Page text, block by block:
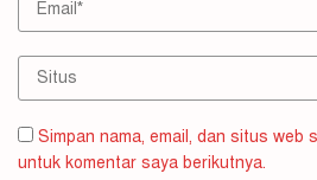
Simpan nama, email, dan situs web
untuk komentar saya berikutnya.